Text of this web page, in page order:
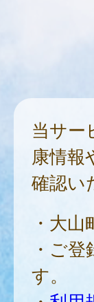
当サー
康情報
確認い
・大
・ご
す。